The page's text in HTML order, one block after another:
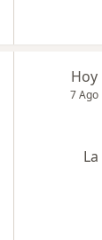
Hoy
7 Ago